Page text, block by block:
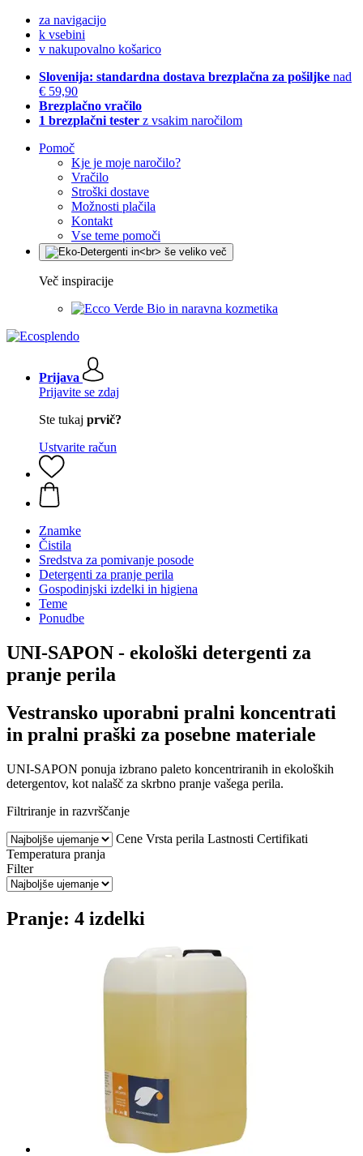
za navigacijo
k vsebini
v nakupovalno košarico
Slovenija: standardna dostava brezplačna za pošiljke nad
€ 59,90
Brezplačno vračilo
1 brezplačni tester z vsakim naročilom
Pomoč
Kje je moje naročilo?
Vračilo
Stroški dostave
Možnosti plačila
Kontakt
Vse teme pomoči
Več inspiracije
Bio in naravna kozmetika
Prijava
Prijavite se zdaj
Ste tukaj prvič?
Ustvarite račun
Znamke
Čistila
Sredstva za pomivanje posode
Detergenti za pranje perila
Gospodinjski izdelki in higiena
Teme
Ponudbe
UNI-SAPON - ekološki detergenti za
pranje perila
Vestransko uporabni pralni koncentrati
in pralni praški za posebne materiale
UNI-SAPON ponuja izbrano paleto koncentriranih in ekoloških
detergentov, kot nalašč za skrbno pranje vašega perila.
Filtriranje in razvrščanje
Cene Vrsta perila Lastnosti Certifikati
Temperatura pranja
Filter
Pranje: 4 izdelki